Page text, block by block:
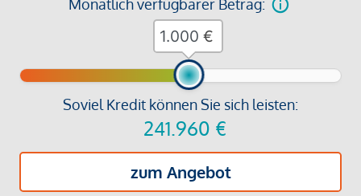
Monatlich verfügbarer Betrag:
Soviel Kredit können Sie sich leisten:
241.960 €
zum Angebot
€